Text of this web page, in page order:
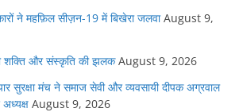
ने महफ़िल सीज़न-19 में बिखेरा जलवा August 9,
शक्ति और संस्कृति की झलक August 9, 2026
सुरक्षा मंच ने समाज सेवी और व्यवसायी दीपक अग्रवाल
अध्यक्ष August 9, 2026